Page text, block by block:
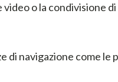
o la condivisione
di navigazione come le